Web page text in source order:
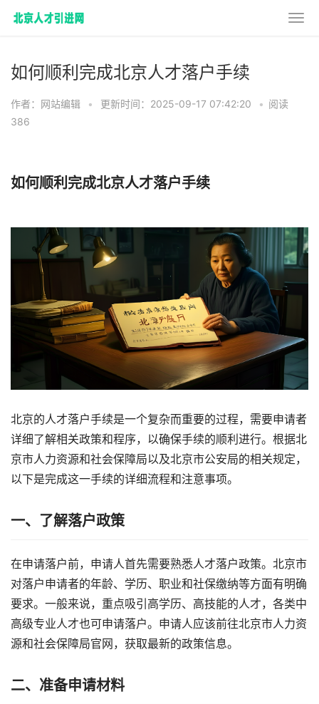
如何顺利完成北京人才落户手续
作者：网站编辑 • 更新时间：2025-09-17 07:42:20 • 阅读
386
如何顺利完成北京人才落户手续
北京的人才落户手续是一个复杂而重要的过程，需要申请者
详细了解相关政策和程序，以确保手续的顺利进行。根据北
京市人力资源和社会保障局以及北京市公安局的相关规定，
以下是完成这一手续的详细流程和注意事项。
一、了解落户政策
在申请落户前，申请人首先需要熟悉人才落户政策。北京市
对落户申请者的年龄、学历、职业和社保缴纳等方面有明确
要求。一般来说，重点吸引高学历、高技能的人才，各类中
高级专业人才也可申请落户。申请人应该前往北京市人力资
源和社会保障局官网，获取最新的政策信息。
二、准备申请材料